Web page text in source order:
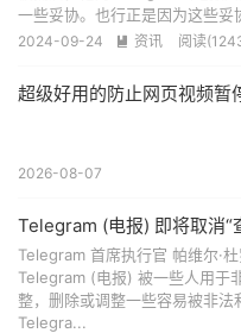
一些妥协。也行正是因为这些
2024-09-24  资讯 阅读(
超级好用的防止网页视频暂
2026-08-07
Telegram (电报) 即将取消“
Telegram 首席执行官 帕维尔·
Telegram (电报) 被一些人用于
整，删除或调整一些容易被非
Telegra...